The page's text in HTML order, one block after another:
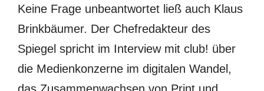
Keine Frage unbeantwortet ließ auch Klaus
Brinkbäumer. Der Chefredakteur des
Spiegel spricht im Interview mit club! über
die Medienkonzerne im digitalen Wandel,